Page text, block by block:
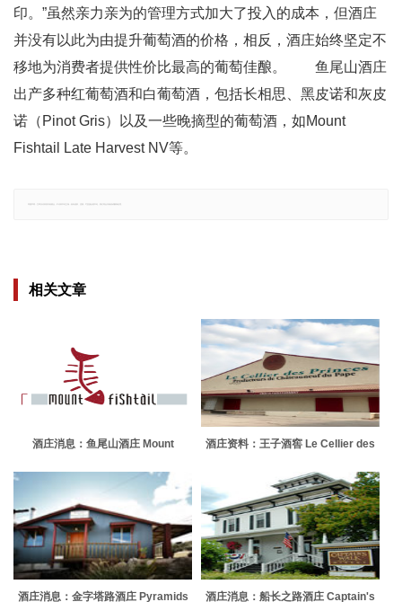
印。”虽然亲力亲为的管理方式加大了投入的成本，但酒庄
并没有以此为由提升葡萄酒的价格，相反，酒庄始终坚定不
移地为消费者提供性价比最高的葡萄佳酿。 鱼尾山酒庄
出产多种红葡萄酒和白葡萄酒，包括长相思、黑皮诺和灰皮
诺（Pinot Gris）以及一些晚摘型的葡萄酒，如Mount
Fishtail Late Harvest NV等。
相关文章
酒庄消息：鱼尾山酒庄 Mount
酒庄资料：王子酒窖 Le Cellier des
酒庄消息：金字塔路酒庄 Pyramids
酒庄消息：船长之路酒庄 Captain's